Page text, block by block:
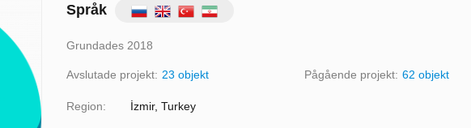
Språk
Grundades 2018
Avslutade projekt: 23 objekt Pågående projekt: 62 objekt
Region: İzmir, Turkey